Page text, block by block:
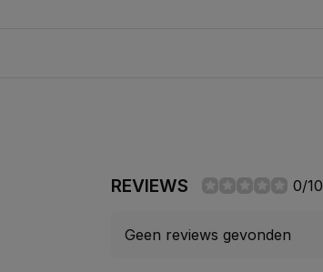
REVIEWS 0/10
Geen reviews gevonden